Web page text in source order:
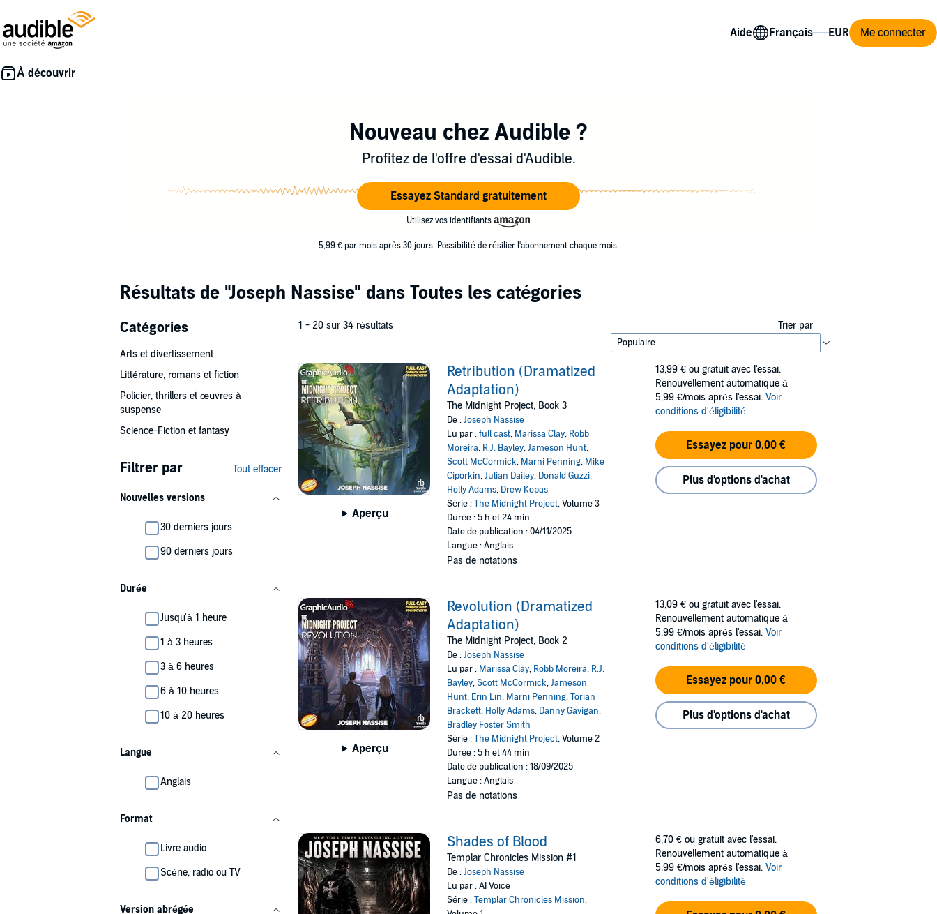
Aide Me connecter
Nouveau chez Audible ?
Profitez de l'offre d'essai d'Audible.
Essayez Standard gratuitement
Utilisez vos identifiants
5,99 € par mois après 30 jours. Possibilité de résilier l'abonnement chaque mois.
Résultats de "Joseph Nassise" dans Toutes les catégories
Catégories
Arts et divertissement
Littérature, romans et fiction
Policier, thrillers et œuvres à
suspense
Science-Fiction et fantasy
Filtrer par Tout effacer
Nouvelles versions
30 derniers jours
90 derniers jours
Durée
Jusqu'à 1 heure
1 à 3 heures
3 à 6 heures
6 à 10 heures
10 à 20 heures
Langue
Anglais
Format
Livre audio
Scène, radio ou TV
Version abrégée
1 - 20 sur 34 résultats Trier par
Aperçu
Retribution (Dramatized
Adaptation)
The Midnight Project, Book 3
De :Joseph Nassise
Lu par :full cast, Marissa Clay, Robb
Moreira, R.J. Bayley,Jameson Hunt,
Scott McCormick, Marni Penning, Mike
Ciporkin,Julian Dailey, Donald Guzzi,
Holly Adams, Drew Kopas
Série :The Midnight Project, Volume 3
Durée : 5 h et 24 min
Date de publication : 04/11/2025
Langue : Anglais
Pas de notations
13,99 € ou gratuit avec l'essai.
Renouvellement automatique à
5,99 €/mois après l'essai. Voir
conditions d'éligibilité
Essayez pour 0,00 €
Plus d'options d'achat
Aperçu
Revolution (Dramatized
Adaptation)
The Midnight Project, Book 2
De :Joseph Nassise
Lu par : Marissa Clay, Robb Moreira, R.J.
Bayley,Scott McCormick,Jameson
Hunt, Erin Lin, Marni Penning,Torian
Brackett, Holly Adams, Danny Gavigan,
Bradley Foster Smith
Série :The Midnight Project, Volume 2
Durée : 5 h et 44 min
Date de publication : 18/09/2025
Langue : Anglais
Pas de notations
13,09 € ou gratuit avec l'essai.
Renouvellement automatique à
5,99 €/mois après l'essai. Voir
conditions d'éligibilité
Essayez pour 0,00 €
Plus d'options d'achat
Shades of Blood
Templar Chronicles Mission #1
De :Joseph Nassise
Lu par : AI Voice
Série :Templar Chronicles Mission,
6,70 € ou gratuit avec l'essai.
Renouvellement automatique à
5,99 €/mois après l'essai. Voir
conditions d'éligibilité